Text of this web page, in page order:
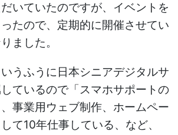
いていたのですが、イベントを
たので、定期的に開催させてい
ました。
うふうに日本シニアデジタルサ
ているので「スマホサポートの
事業用ウェブ制作、ホームペー
て10年仕事している、など、